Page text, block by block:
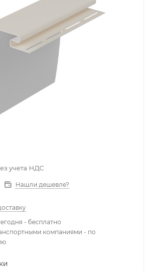
учета НДС
Нашли дешевле?
- бесплатно
компаниями - по